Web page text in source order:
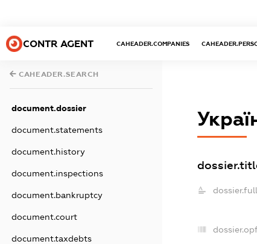
CONTR AGENT CAHEADER.COMPANIES
CAHEADER.SEARCH
document.dossier
document.statements
document.history
document.inspections
document.bankruptcy
document.court
document.taxdebts